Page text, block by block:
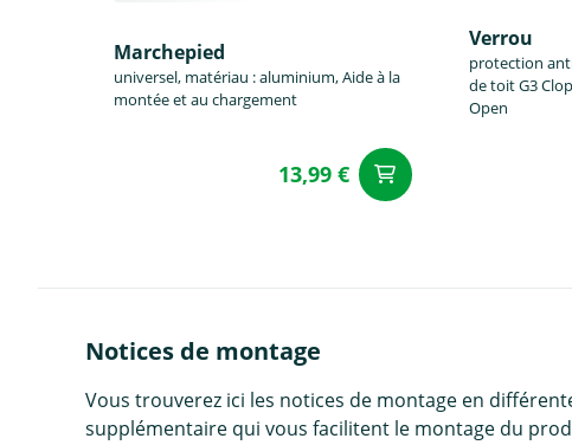
Marchepied
universel, matériau : aluminium, Aide à la
montée et au chargement
13,99 €
Verrou
protection
de toit G3
Open
Notices de montage
Vous trouverez ici les notices de montage en
supplémentaire qui vous facilitent le montage du